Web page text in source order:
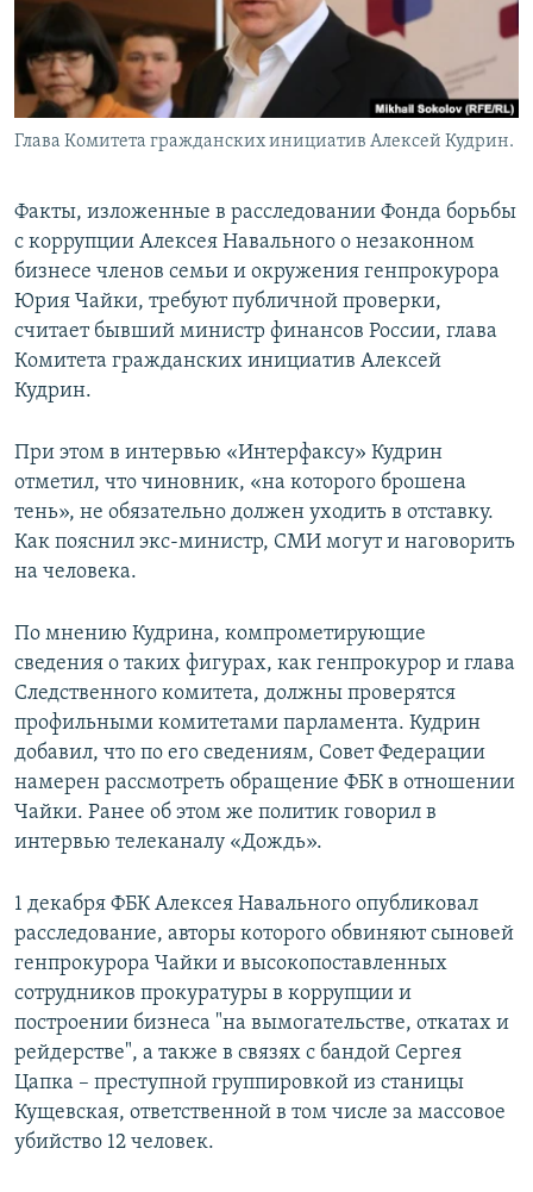
Глава Комитета гражданских инициатив Алексей Кудрин.
Факты, изложенные в расследовании Фонда борьбы
с коррупции Алексея Навального о незаконном
бизнесе членов семьи и окружения генпрокурора
Юрия Чайки, требуют публичной проверки,
считает бывший министр финансов России, глава
Комитета гражданских инициатив Алексей
Кудрин.
При этом в интервью «Интерфаксу» Кудрин
отметил, что чиновник, «на которого брошена
тень», не обязательно должен уходить в отставку.
Как пояснил экс-министр, СМИ могут и наговорить
на человека.
По мнению Кудрина, компрометирующие
сведения о таких фигурах, как генпрокурор и глава
Следственного комитета, должны проверятся
профильными комитетами парламента. Кудрин
добавил, что по его сведениям, Совет Федерации
намерен рассмотреть обращение ФБК в отношении
Чайки. Ранее об этом же политик говорил в
интервью телеканалу «Дождь».
1 декабря ФБК Алексея Навального опубликовал
расследование, авторы которого обвиняют сыновей
генпрокурора Чайки и высокопоставленных
сотрудников прокуратуры в коррупции и
построении бизнеса "на вымогательстве, откатах и
рейдерстве", а также в связях с бандой Сергея
Цапка – преступной группировкой из станицы
Кущевская, ответственной в том числе за массовое
убийство 12 человек.